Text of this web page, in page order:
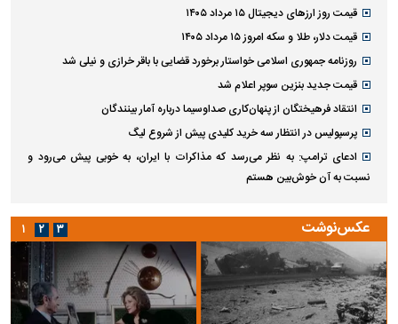
قیمت روز ارز‌های دیجیتال ۱۵ مرداد ۱۴۰۵
قیمت دلار، طلا و سکه امروز ۱۵ مرداد ۱۴۰۵
روزنامه جمهوری اسلامی خواستار برخورد قضایی با باقر خرازی و نیلی شد
قیمت جدید بنزین سوپر اعلام شد
انتقاد فرهیختگان از پنهان‌کاری صداوسیما درباره آمار بینندگان
پرسپولیس در انتظار سه خرید کلیدی پیش از شروع لیگ
ادعای ترامپ: به نظر می‌رسد که مذاکرات با ایران، به خوبی پیش می‌رود و
نسبت به آن خوش‌بین هستم
عکس‌نوشت ۱ ۲ ۳